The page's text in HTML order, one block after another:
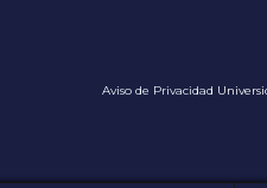
Aviso de Privacidad